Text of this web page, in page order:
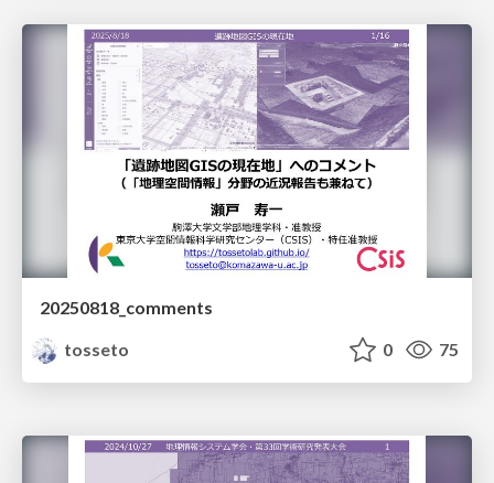
20250818_comments
tosseto
0 75